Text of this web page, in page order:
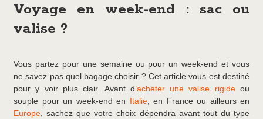
Voyage en week-end : sac ou
valise ?
Vous partez pour une semaine ou pour un week-end et vous
ne savez pas quel bagage choisir ? Cet article vous est destiné
pour y voir plus clair. Avant d’acheter une valise rigideou
souple pour un week-end en Italie, en France ou ailleurs en
Europe, sachez que votre choix dépendra avant tout du type